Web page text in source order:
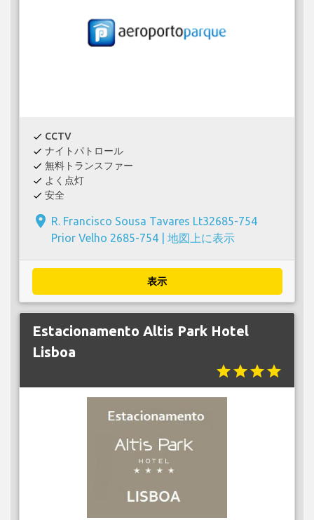
check CCTV
check ナイトパトロール
check 無料トランスファー
check よく点灯
check 安全
place R. Francisco Sousa Tavares Lt32685-754
Prior Velho 2685-754 | 地図上に表示
表示
Estacionamento Altis Park Hotel
Lisboa
starstarstarstar